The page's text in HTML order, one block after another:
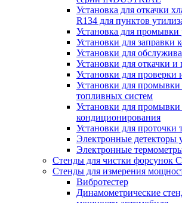
Установка для откачки
R134 для пунктов
Установка для
Установки для заправки
Установки для
Установки для откачки и
Установки для проверки
Установки для промывки
топливных систем
Установки для промывки
кондиционирования
Установки для проточки
Электронные детекторы
Электронные
Стенды для чистки форсунок
Стенды для измерения
Вибротестер
Динамометрические